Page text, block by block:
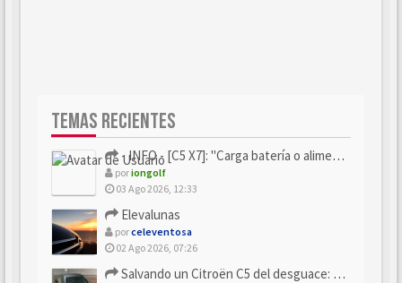
TEMAS RECIENTES
- INFO - [C5 X7]: "Carga batería o alimentación eléctri...
poriongolf
03 Ago 2026, 12:33
Elevalunas
porceleventosa
02 Ago 2026, 07:26
Salvando un Citroën C5 del desguace: Presentación y seguimiento